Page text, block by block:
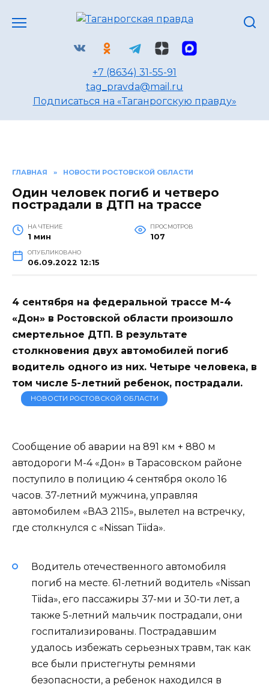
+7 (8634) 31-55-91
tag_pravda@mail.ru
Подписаться на «Таганрогскую правду»
ГЛАВНАЯ » НОВОСТИ РОСТОВСКОЙ ОБЛАСТИ
Один человек погиб и четверо
пострадали в ДТП на трассе
НА ЧТЕНИЕ
1 мин
ПРОСМОТРОВ
107
ОПУБЛИКОВАНО
06.09.2022 12:15
4 сентября на федеральной трассе М-4
«Дон» в Ростовской области произошло
смертельное ДТП. В результате
столкновения двух автомобилей погиб
водитель одного из них. Четыре человека, в
том числе 5-летний ребенок, пострадали.
НОВОСТИ РОСТОВСКОЙ ОБЛАСТИ
Сообщение об аварии на 891 км + 880 м
автодороги М-4 «Дон» в Тарасовском районе
поступило в полицию 4 сентября около 16
часов. 37-летний мужчина, управляя
автомобилем «ВАЗ 2115», вылетел на встречку,
где столкнулся с «Nissan Tiida».
Водитель отечественного автомобиля
погиб на месте. 61-летний водитель «Nissan
Tiida», его пассажиры 37-ми и 30-ти лет, а
также 5-летний мальчик пострадали, они
госпитализированы. Пострадавшим
удалось избежать серьезных травм, так как
все были пристегнуты ремнями
безопасности, а ребенок находился в